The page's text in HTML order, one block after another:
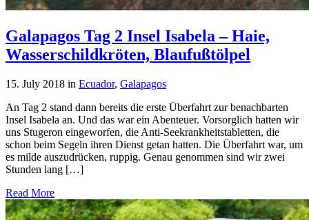
Galapagos Tag 2 Insel Isabela – Haie,
Wasserschildkröten, Blaufußtölpel
15. July 2018 in Ecuador, Galapagos
An Tag 2 stand dann bereits die erste Überfahrt zur benachbarten
Insel Isabela an. Und das war ein Abenteuer. Vorsorglich hatten wir
uns Stugeron eingeworfen, die Anti-Seekrankheitstabletten, die
schon beim Segeln ihren Dienst getan hatten. Die Überfahrt war, um
es milde auszudrücken, ruppig. Genau genommen sind wir zwei
Stunden lang […]
Read More